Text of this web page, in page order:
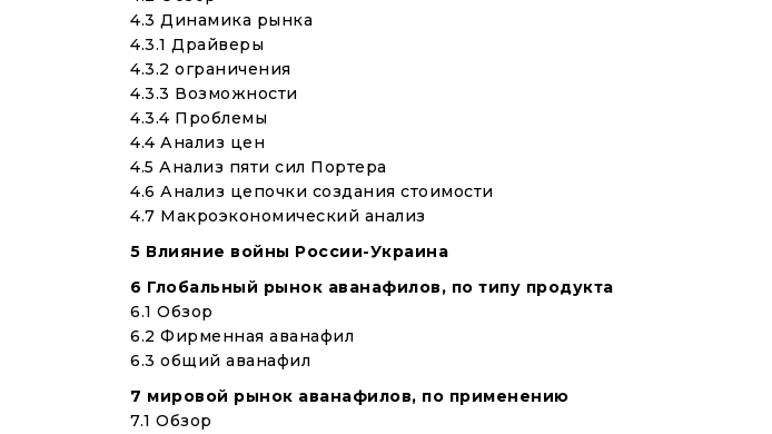
4.3 Динамика рынка
4.3.1 Драйверы
4.3.2 ограничения
4.3.3 Возможности
4.3.4 Проблемы
4.4 Анализ цен
4.5 Анализ пяти сил Портера
4.6 Анализ цепочки создания стоимости
4.7 Макроэкономический анализ
5 Влияние войны России-Украина
6 Глобальный рынок аванафилов, по типу продукта
6.1 Обзор
6.2 Фирменная аванафил
6.3 общий аванафил
7 мировой рынок аванафилов, по применению
7.1 Обзор